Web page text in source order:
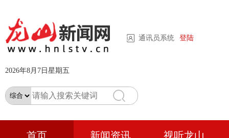
通讯员系统 登陆
2026年8月7日星期五
首页 新闻资讯 视听龙山